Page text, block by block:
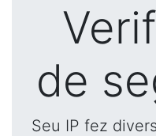
de
Seu IP fez